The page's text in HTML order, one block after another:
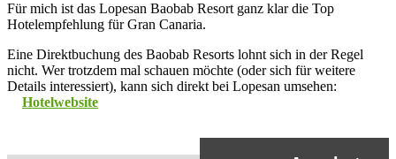
Für mich ist das Lopesan Baobab Resort ganz klar die Top
Hotelempfehlung für Gran Canaria.
Eine Direktbuchung des Baobab Resorts lohnt sich in der Regel
nicht. Wer trotzdem mal schauen möchte (oder sich für weitere
Details interessiert), kann sich direkt bei Lopesan umsehen:
Hotelwebsite